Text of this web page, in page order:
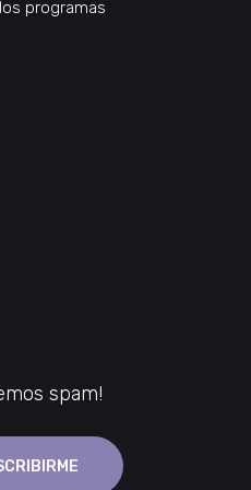
programas
spam!